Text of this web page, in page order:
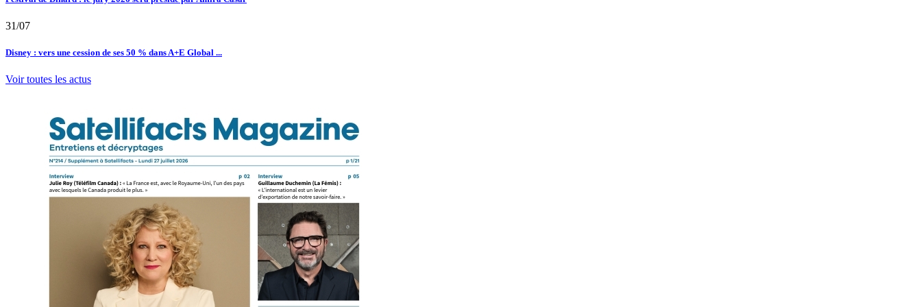
31/07
Disney : vers une cession de ses 50 % dans A+E Global ...
Voir toutes les actus